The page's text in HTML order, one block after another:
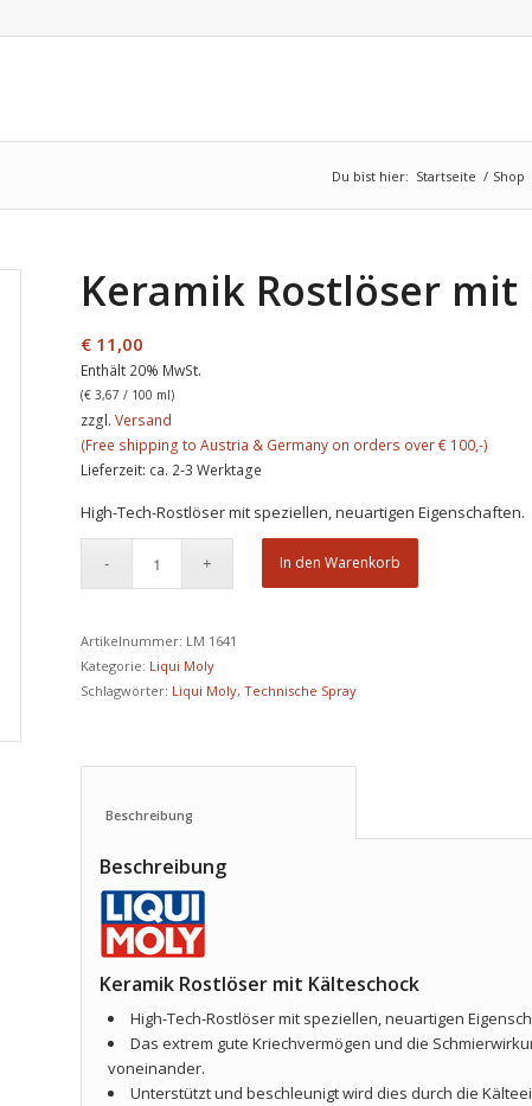
Du bist hier: Startseite / Shop
Keramik Rostlöser mit
€ 11,00
Enthält 20% MwSt.
(€ 3,67 / 100 ml)
zzgl.Versand
Lieferzeit: ca. 2-3 Werktage
High-Tech-Rostlöser mit speziellen, neuartigen Eigenschaften.
In den Warenkorb
Artikelnummer: LM 1641
Kategorie: Liqui Moly
Schlagwörter: Liqui Moly,Technische Spray
Beschreibung
Keramik Rostlöser mit Kälteschock
High-Tech-Rostlöser mit speziellen, neuartigen
Das extrem gute Kriechvermögen und die
voneinander.
Unterstützt und beschleunigt wird dies durch die